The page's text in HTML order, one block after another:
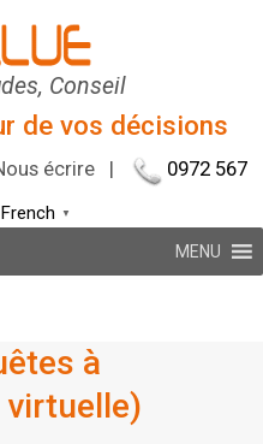
Conseil
de vos décisions
écrire |
0972 567
French ▼
MENU
à